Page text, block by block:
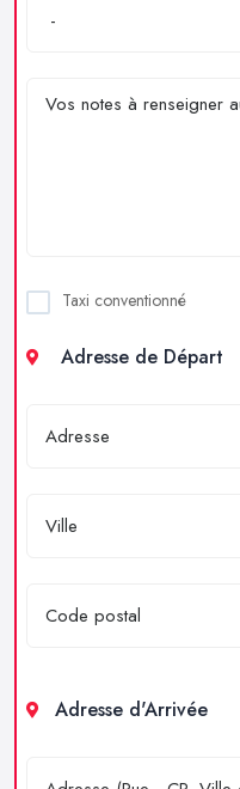
Taxi conventionné
Adresse de Départ
Adresse d'Arrivée